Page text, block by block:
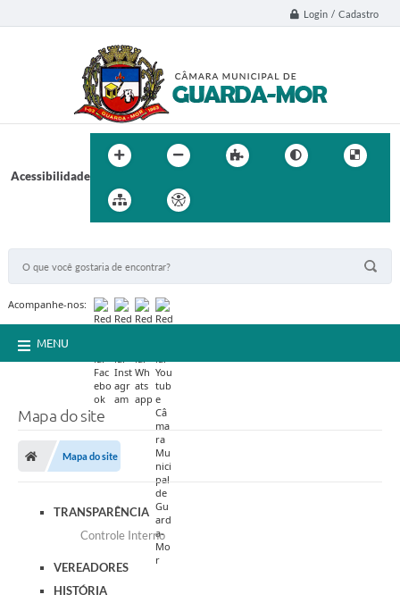
Login / Cadastro
Acessibilidade
Acompanhe-nos:
MENU
Mapa do site
Mapa do site
TRANSPARÊNCIA
Controle Interno
VEREADORES
HISTÓRIA